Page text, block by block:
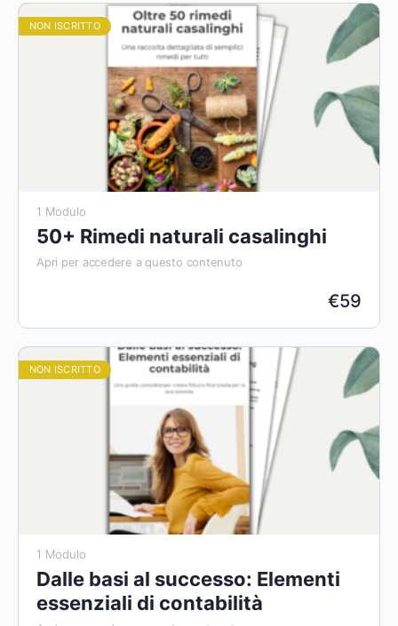
NON ISCRITTO
1 Modulo
50+ Rimedi naturali casalinghi
Apri per accedere a questo contenuto
€59
NON ISCRITTO
1 Modulo
Dalle basi al successo: Elementi
essenziali di contabilità